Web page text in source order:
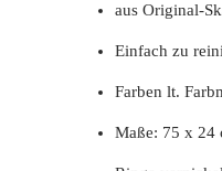
aus Original-
Einfach zu
Farben lt.
Maße: 75 x 24